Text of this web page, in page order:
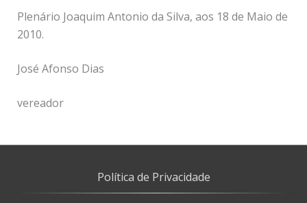
Plenário Joaquim Antonio da Silva, aos 18 de Maio de
2010.
José Afonso Dias
vereador
Política de Privacidade